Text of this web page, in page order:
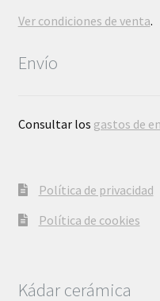
Ver condiciones de venta.
Envío
Consultar los gastos de
Política de privacidad
Política de cookies
Kádar cerámica